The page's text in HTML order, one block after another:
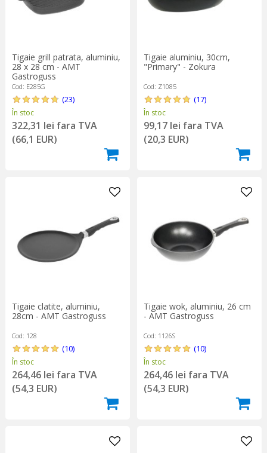
Tigaie grill patrata, aluminiu,
28 x 28 cm - AMT
Gastroguss
Cod: E285G
(23)
În stoc
322,31 lei fara TVA
(66,1 EUR)
Tigaie aluminiu, 30cm,
"Primary" - Zokura
Cod: Z1085
(17)
În stoc
99,17 lei fara TVA
(20,3 EUR)
Tigaie clatite, aluminiu,
28cm - AMT Gastroguss
Cod: 128
(10)
În stoc
264,46 lei fara TVA
(54,3 EUR)
Tigaie wok, aluminiu, 26 cm
- AMT Gastroguss
Cod: 1126S
(10)
În stoc
264,46 lei fara TVA
(54,3 EUR)